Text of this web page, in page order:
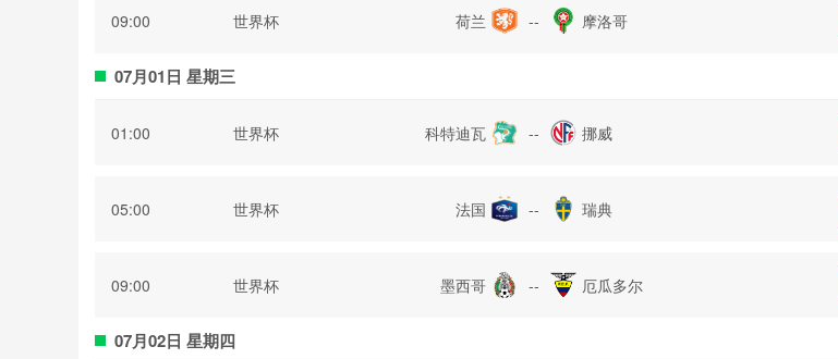
09:00 世界杯 荷兰 -- 摩洛哥
07月01日 星期三
01:00 世界杯 科特迪瓦 -- 挪威
05:00 世界杯 法国 -- 瑞典
09:00 世界杯 墨西哥 -- 厄瓜多尔
07月02日 星期四